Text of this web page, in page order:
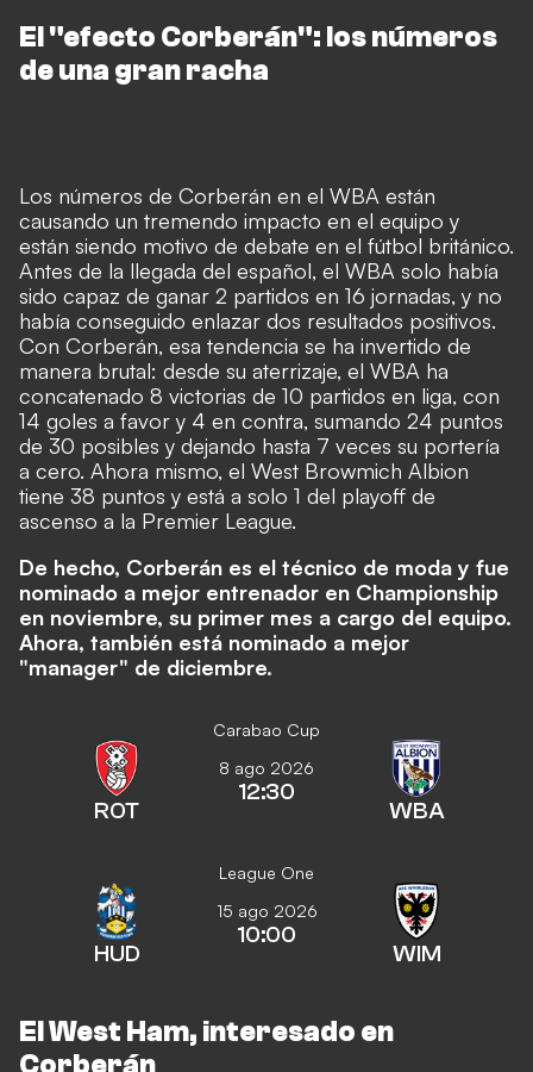
El "efecto Corberán": los números
de una gran racha
Los números de Corberán en el WBA están
causando un tremendo impacto en el equipo y
están siendo motivo de debate en el fútbol británico.
Antes de la llegada del español, el WBA solo había
sido capaz de ganar 2 partidos en 16 jornadas, y no
había conseguido enlazar dos resultados positivos.
Con Corberán, esa tendencia se ha invertido de
manera brutal: desde su aterrizaje, el WBA ha
concatenado 8 victorias de 10 partidos en liga, con
14 goles a favor y 4 en contra, sumando 24 puntos
de 30 posibles y dejando hasta 7 veces su portería
a cero. Ahora mismo, el West Browmich Albion
tiene 38 puntos y está a solo 1 del playoff de
ascenso a la Premier League.
De hecho, Corberán es el técnico de moda y fue
nominado a mejor entrenador en Championship
en noviembre, su primer mes a cargo del equipo.
Ahora, también está nominado a mejor
"manager" de diciembre.
Carabao Cup
ROT
8 ago 2026
12:30
WBA
League One
HUD
15 ago 2026
10:00
WIM
El West Ham, interesado en
Corberán